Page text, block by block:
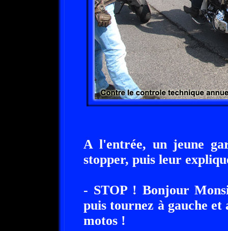
A l'entrée, un jeune
stopper, puis leur
- STOP ! Bonjour
puis tournez à gauche et
motos !